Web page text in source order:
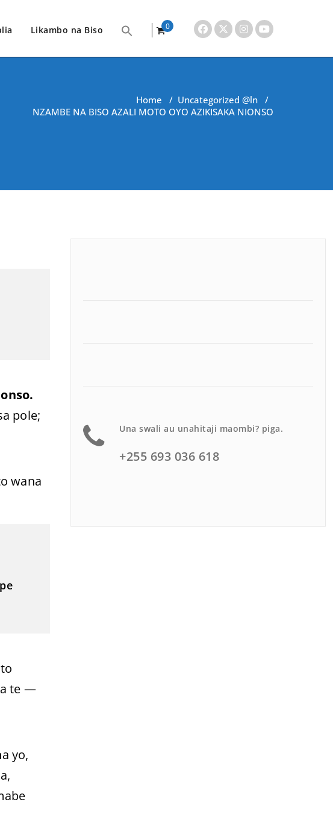
Likambo na Biso
0
Home / Uncategorized @ln /
NZAMBE NA BISO AZALI MOTO OYO AZIKISAKA NIONSO
pole;
wana
te —
yo,
Una swali au unahitaji maombi? piga.
+255 693 036 618